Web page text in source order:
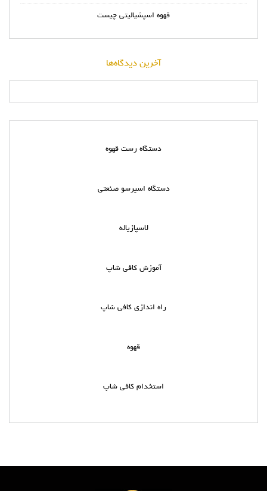
قهوه اسپشیالیتی چیست
آخرین دیدگاه‌ها
دستگاه رست قهوه
دستگاه اسپرسو صنعتی
لاسپازیاله
آموزش کافی شاپ
راه اندازی کافی شاپ
قهوه
استخدام کافی شاپ